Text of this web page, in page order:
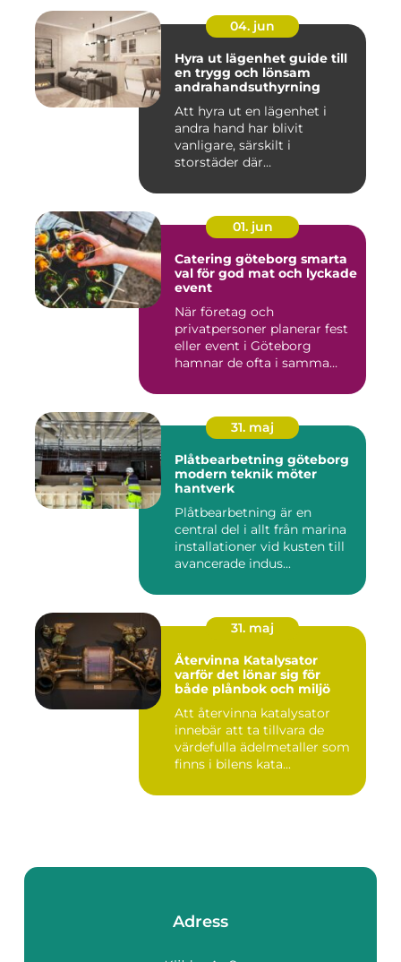
04. jun
Hyra ut lägenhet guide till
en trygg och lönsam
andrahandsuthyrning
Att hyra ut en lägenhet i
andra hand har blivit
vanligare, särskilt i
storstäder där
01. jun
Catering göteborg smarta
val för god mat och lyckade
event
När företag och
privatpersoner planerar fest
eller event i Göteborg
hamnar de ofta i samma
31. maj
Plåtbearbetning göteborg
modern teknik möter
hantverk
Plåtbearbetning är en
central del i allt från marina
installationer vid kusten till
avancerade indus...
31. maj
Återvinna Katalysator
varför det lönar sig för
både plånbok och miljö
Att återvinna katalysator
innebär att ta tillvara de
värdefulla ädelmetaller som
finns i bilens kata...
Adress